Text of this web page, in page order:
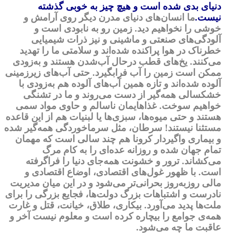
دنیای بدی شده است و هیچ چیز به خوبی گذشته
نیست.ما انسان‌های دنیای مدرن دیگر روی آرامش و
خوشی را نخواهیم دید. زمین رو به نابودی است و
آلودگی‌های صنعتی و ماشینی و نیز ذرات شیمیایی
خطرناک در هوا پراکنده شده‌اند و سلامتی ما را تهدید
می‌کنند. یخ‌های قطب درحال آب‌شدن هستند و به‌زودی
ممکن است زمین را آب فرابگیرد. حتی آب‌های زیرزمینی
آلوده شده‌اند و تازه همین آب‌های آلوده هم به‌زودی با
خشکسالی همه‌گیر از دست می‌روند و ما در تشنگی
خواهیم سوخت. غذاهایمان ناسالم و حاوی مواد سمی
هستند و حتی میوه‌ها، سبزی‌ها یا لبنیات هم از این قاعده
مستثنا نیستند! سرطان، مثل سرماخوردگی همه‌گیر شده
و بیماری واگیردار کرونا هم چند سالی است که مهمان
تمام جهان شده و روزانه عده‌ای را به کام مرگ
می‌کشاند. ترور و خشونت همه‌جای دنیا را فراگرفته
است. با ظهور غول‌های اقتصادی، اوضاع اقتصادی و
مالی روزبه‌روز بحرانی‌تر می‌شود و در این میان مدیریت
نادرست و اشتباهات بزرگ دولت‌ها، فجایع بزرگی را برای
ملت‌ها پدید می‌آورد. بیکاری، طلاق، خیانت، قتل و غارت
همه‌ی جوامع را بیچاره کرده است و معلوم نیست آخر و
عاقبت ما چه می‌‌شود.